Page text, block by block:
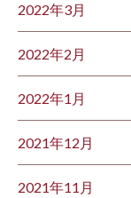
2022年3月
2022年2月
2022年1月
2021年12月
2021年11月